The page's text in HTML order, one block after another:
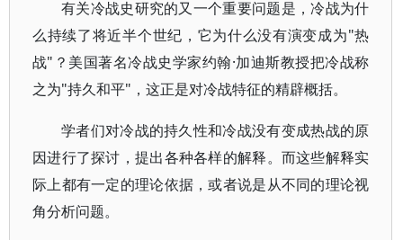
有关冷战史研究的又一个重要问题是，冷战为什
么持续了将近半个世纪，它为什么没有演变成为"热
战"？美国著名冷战史学家约翰·加迪斯教授把冷战称
之为"持久和平"，这正是对冷战特征的精辟概括。
学者们对冷战的持久性和冷战没有变成热战的原
因进行了探讨，提出各种各样的解释。而这些解释实
际上都有一定的理论依据，或者说是从不同的理论视
角分析问题。